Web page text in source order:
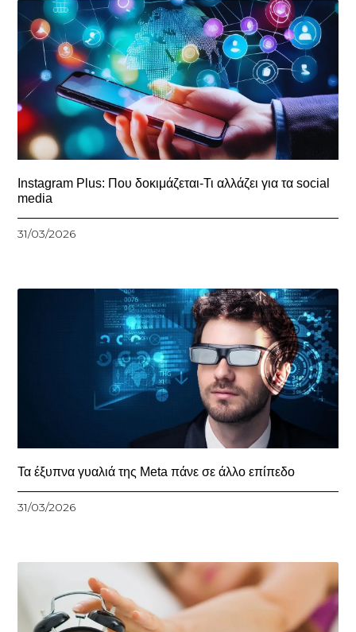
Instagram Plus: Που δοκιμάζεται-Τι αλλάζει για τα social
media
31/03/2026
Τα έξυπνα γυαλιά της Meta πάνε σε άλλο επίπεδο
31/03/2026